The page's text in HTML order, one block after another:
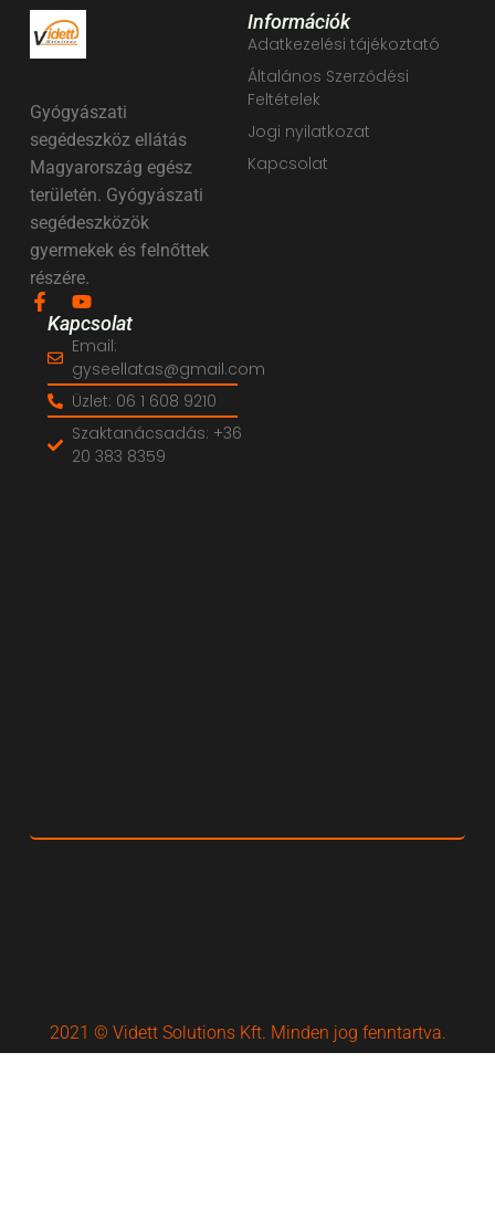
Gyógyászati
segédeszköz ellátás
Magyarország egész
területén. Gyógyászati
segédeszközök
gyermekek és felnőttek
részére.
Információk
Adatkezelési tájékoztató
Általános Szerződési
Feltételek
Jogi nyilatkozat
Kapcsolat
Kapcsolat
Email:
gyseellatas@gmail.com
Üzlet: 06 1 608 9210
Szaktanácsadás: +36
20 383 8359
2021 © Vidett Solutions Kft. Minden jog fenntartva.